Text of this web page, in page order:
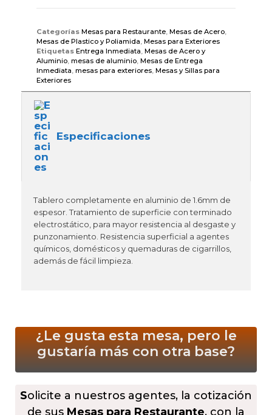
Categorías Mesas para Restaurante Mesas de Acero
Mesas de Plastico y Poliamida Mesas para Exteriores
Etiquetas Entrega Inmediata Mesas de Acero y
Aluminio mesas de aluminio Mesas de Entrega
Inmediata mesas para exteriores Mesas y Sillas para
Exteriores
Especificaciones
Tablero completamente en aluminio de 1.6mm de
espesor. Tratamiento de superficie con terminado
electrostático, para mayor resistencia al desgaste y
punzonamiento. Resistencia superficial a agentes
químicos, domésticos y quemaduras de cigarrillos,
además de fácil limpieza.
¿Le gusta esta mesa, pero le
gustaría más con otra base?
Solicite a nuestros agentes, la cotización
de sus Mesas para Restaurante, con la